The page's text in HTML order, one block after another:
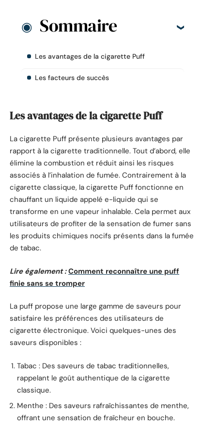
Sommaire
Les avantages de la cigarette Puff
Les facteurs de succès
Les avantages de la cigarette Puff
La cigarette Puff présente plusieurs avantages par
rapport à la cigarette traditionnelle. Tout d’abord, elle
élimine la combustion et réduit ainsi les risques
associés à l’inhalation de fumée. Contrairement à la
cigarette classique, la cigarette Puff fonctionne en
chauffant un liquide appelé e-liquide qui se
transforme en une vapeur inhalable. Cela permet aux
utilisateurs de profiter de la sensation de fumer sans
les produits chimiques nocifs présents dans la fumée
de tabac.
Lire également : Comment reconnaître une puff
finie sans se tromper
La puff propose une large gamme de saveurs pour
satisfaire les préférences des utilisateurs de
cigarette électronique. Voici quelques-unes des
saveurs disponibles :
Tabac : Des saveurs de tabac traditionnelles,
rappelant le goût authentique de la cigarette
classique.
Menthe : Des saveurs rafraîchissantes de menthe,
offrant une sensation de fraîcheur en bouche.